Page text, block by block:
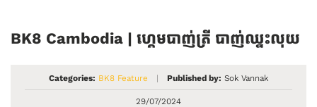
BK8 Cambodia | ហ្គេមបាញ់ត្រី បាញ់ឈ្នះលុយ
Categories: BK8 Feature Published by: Sok Vannak
29/07/2024